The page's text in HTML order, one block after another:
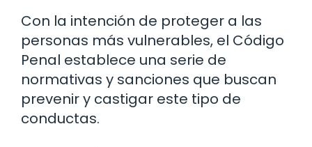
Con la intención de proteger a las
personas más vulnerables, el Código
Penal establece una serie de
normativas y sanciones que buscan
prevenir y castigar este tipo de
conductas.